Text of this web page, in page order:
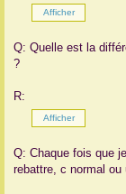
Q: Quelle est la
?
R:
Q: Chaque fois que
rebattre, c normal ou